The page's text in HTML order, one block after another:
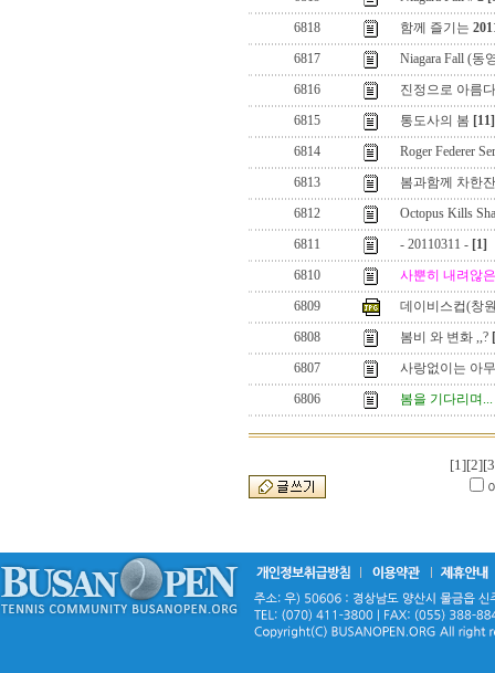
6818
함께 즐기는
6817
Niagara Fall (동
6816
진정으로 아름
6815
통도사의 봄 [11]
6814
Roger Federer
6813
봄과함께 차한
6812
Octopus Kills
6811
- 20110311 - [1]
6810
사뿐히 내려않
6809
데이비스컵(창
6808
봄비 와 변화 ,,?
6807
사랑없이는 아
6806
봄을 기다리며...
[1][2]